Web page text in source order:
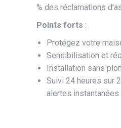
% des réclamations
Points forts :
Protégez votre
Sensibilisation et
Installation sans
Suivi 24 heures sur
alertes instantanées